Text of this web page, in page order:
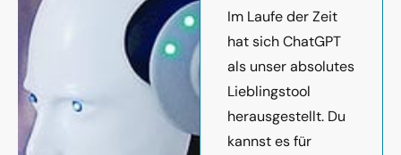
Im Laufe der Zeit
hat sich ChatGPT
als unser absolutes
Lieblingstool
herausgestellt. Du
kannst es für